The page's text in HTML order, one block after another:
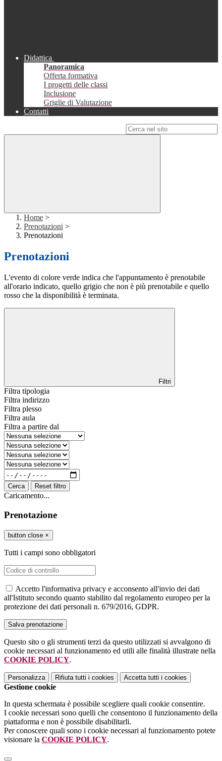
Didattica
Panoramica
Offerta formativa
I progetti delle classi
Inclusione
Griglie di Valutazione
Contatti
Home >
Prenotazioni >
Prenotazioni
Prenotazioni
L'evento di colore verde indica che l'appuntamento è prenotabile
all'orario indicato, quello grigio che non è più prenotabile e quello
rosso che la disponibilità è terminata.
Filtri
Filtra tipologia
Filtra indirizzo
Filtra plesso
Filtra aula
Filtra a partire dal
Cerca Reset filtro
Caricamento...
Prenotazione
button close ×
Tutti i campi sono obbligatori
Accetto l'informativa privacy e acconsento all'invio dei dati
all'Istituto secondo quanto stabilito dal regolamento europeo per la
protezione dei dati personali n. 679/2016, GDPR.
Questo sito o gli strumenti terzi da questo utilizzati si avvalgono di
cookie necessari al funzionamento ed utili alle finalità illustrate nella
COOKIE POLICY.
Personalizza Rifiuta tutti i cookies Accetta tutti i cookies
Gestione cookie
In questa schermata è possibile scegliere quali cookie consentire.
I cookie necessari sono quelli che consentono il funzionamento della
piattaforma e non è possibile disabilitarli.
Per conoscere quali sono i cookie necessari al funzionamento potete
visionare la COOKIE POLICY.